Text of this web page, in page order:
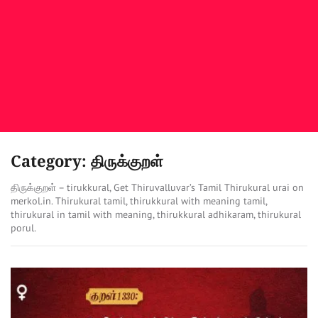
Category: திருக்குறள்
திருக்குறள் – tirukkural, Get Thiruvalluvar’s Tamil Thirukural urai on
merkol.in. Thirukural tamil, thirukkural with meaning tamil,
thirukural in tamil with meaning, thirukkural adhikaram, thirukural
porul.